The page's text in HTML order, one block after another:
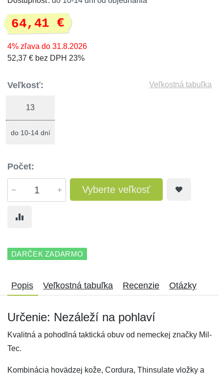
64,41 €
4% zľava do 31.8.2026
52,37 € bez DPH 23%
Veľkosť: Veľkostná tabuľka
13
do 10-14 dní
Počet:
Vyberte veľkosť
DARČEK ZADARMO
Popis Veľkostná tabuľka Recenzie Otázky
Určenie: Nezáleží na pohlaví
Kvalitná a pohodlná taktická obuv od nemeckej značky Mil-
Tec.
Kombinácia hovädzej kože, Cordura, Thinsulate vložky a